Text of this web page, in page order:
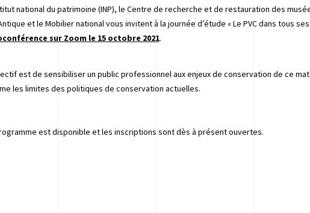
national du patrimoine (INP), le Centre de recherche et de restauration des
et le Mobilier national vous invitent à la journée d’étude « Le PVC dans tous
sur Zoom le 15 octobre 2021.
est de sensibiliser un public professionnel aux enjeux de conservation de ce
les limites des politiques de conservation actuelles.
est disponible et les inscriptions sont dès à présent ouvertes.